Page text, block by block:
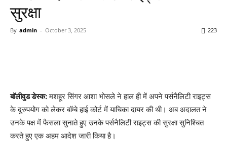
सुरक्षा
By admin - October 3, 2025 223
बॉलीवुड डेस्क:मशहूर सिंगर आशा भोसले ने हाल ही में अपने पर्सनैलिटी राइट्स
के दुरुपयोग को लेकर बॉम्बे हाई कोर्ट में याचिका दायर की थी। अब अदालत ने
उनके पक्ष में फैसला सुनाते हुए उनके पर्सनैलिटी राइट्स की सुरक्षा सुनिश्चित
करते हुए एक अहम आदेश जारी किया है।